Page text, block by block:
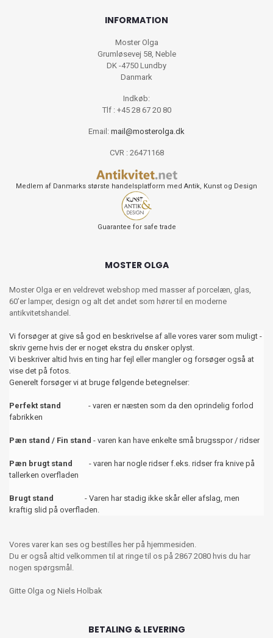
INFORMATION
Moster Olga
Grumløsevej 58, Neble
DK -4750 Lundby
Danmark
Indkøb:
Tlf : +45 28 67 20 80
Email: mail@mosterolga.dk
CVR : 26471168
Medlem af Danmarks største handelsplatform med Antik, Kunst og Design
Guarantee for safe trade
MOSTER OLGA
Moster Olga er en veldrevet webshop med masser af porcelæn, glas,
60’er lamper, design og alt det andet som hører til en moderne
antikvitetshandel.
Vi forsøger at give så god en beskrivelse af alle vores varer som muligt -
skriv gerne hvis der er noget ekstra du ønsker oplyst.
Vi beskriver altid hvis en ting har fejl eller mangler og forsøger også at
vise det på fotos.
Generelt forsøger vi at bruge følgende betegnelser:
Perfekt stand - varen er næsten som da den oprindelig forlod
fabrikken
Pæn stand / Fin stand - varen kan have enkelte små brugsspor / ridser
Pæn brugt stand
- varen har nogle ridser f.eks. ridser fra knive på
tallerken overfladen
Brugt stand
- Varen har stadig ikke skår eller afslag, men
kraftig slid på overfladen.
Vores varer kan ses og bestilles her på hjemmesiden.
Du er også altid velkommen til at ringe til os på 2867 2080 hvis du har
nogen spørgsmål.
Gitte Olga og Niels Holbak
BETALING & LEVERING